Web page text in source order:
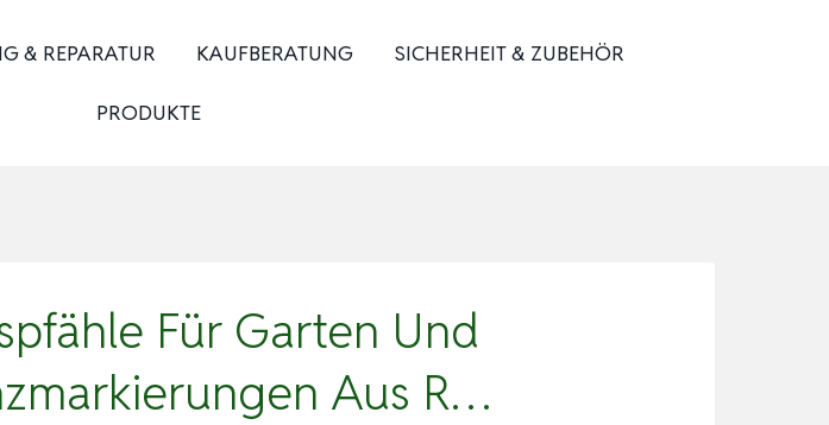
& REPARATUR KAUFBERATUNG SICHERHEIT & ZUBEHÖR
PRODUKTE
Für Garten Und
Aus R…